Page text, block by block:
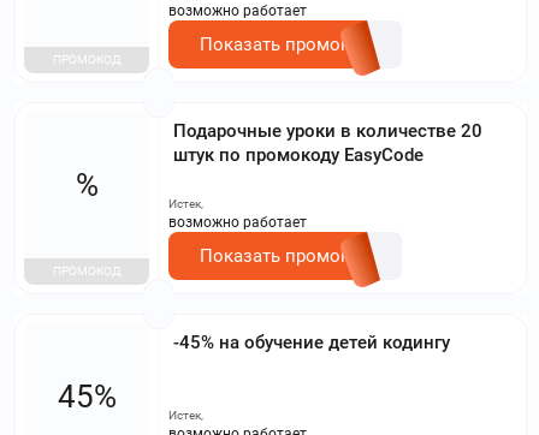
ПРОМОКОД
возможно работает
Показать промокод
Подарочные уроки в количестве 20
штук по промокоду EasyCode
%
ПРОМОКОД
Истек,
возможно работает
Показать промокод
-45% на обучение детей кодингу
45%
Истек,